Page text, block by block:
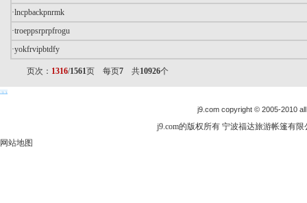
·lncpbackpnrmk
·troeppsrprpfrogu
·yokfrvipbtdfy
页次： 1316/1561页 每页7 共10926个
j9.com copyright © 2005-2010
j9.com的版权所有 宁波福达旅游帐篷有
网站地图